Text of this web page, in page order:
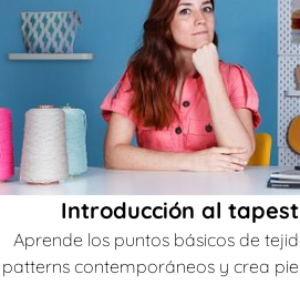
Introducción al
Aprende los puntos básicos de
patterns contemporáneos y crea